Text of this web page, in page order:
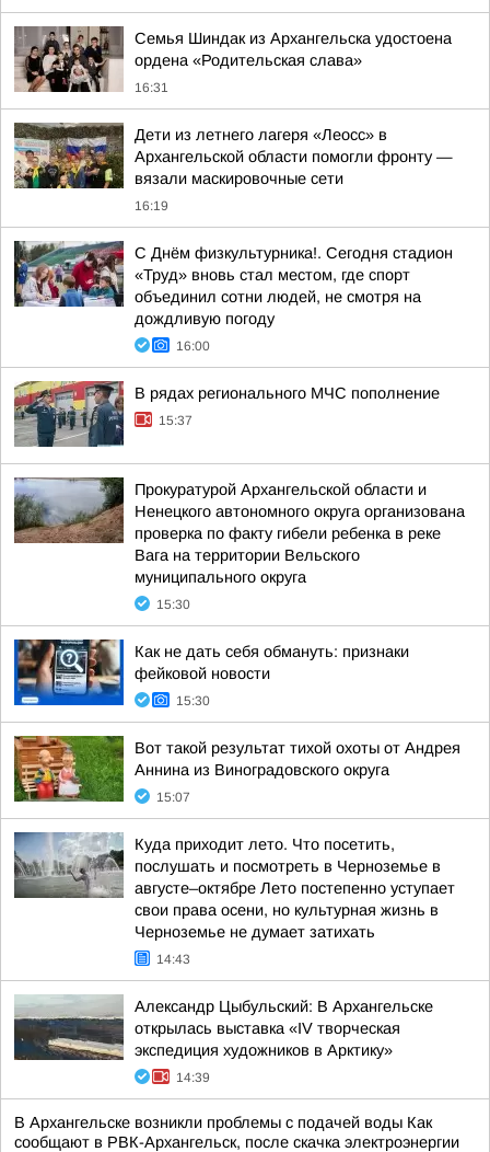
Семья Шиндак из Архангельска удостоена
ордена «Родительская слава»
16:31
Дети из летнего лагеря «Леосс» в
Архангельской области помогли фронту —
вязали маскировочные сети
16:19
С Днём физкультурника!. Сегодня стадион
«Труд» вновь стал местом, где спорт
объединил сотни людей, не смотря на
дождливую погоду
16:00
В рядах регионального МЧС пополнение
15:37
Прокуратурой Архангельской области и
Ненецкого автономного округа организована
проверка по факту гибели ребенка в реке
Вага на территории Вельского
муниципального округа
15:30
Как не дать себя обмануть: признаки
фейковой новости
15:30
Вот такой результат тихой охоты от Андрея
Аннина из Виноградовского округа
15:07
Куда приходит лето. Что посетить,
послушать и посмотреть в Черноземье в
августе–октябре Лето постепенно уступает
свои права осени, но культурная жизнь в
Черноземье не думает затихать
14:43
Александр Цыбульский: В Архангельске
открылась выставка «IV творческая
экспедиция художников в Арктику»
14:39
В Архангельске возникли проблемы с подачей воды Как
сообщают в РВК-Архангельск, после скачка электроэнергии